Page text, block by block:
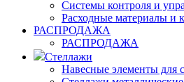
Системы контроля и
Расходные материалы и
РАСПРОДАЖА
РАСПРОДАЖА
Стеллажи
Навесные элементы для